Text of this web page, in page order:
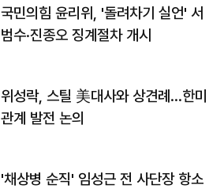
국민의힘 윤리위, '돌려차기 실언' 서
범수·진종오 징계절차 개시
위성락, 스틸 美대사와 상견례…한미
관계 발전 논의
'채상병 순직' 임성근 전 사단장 항소